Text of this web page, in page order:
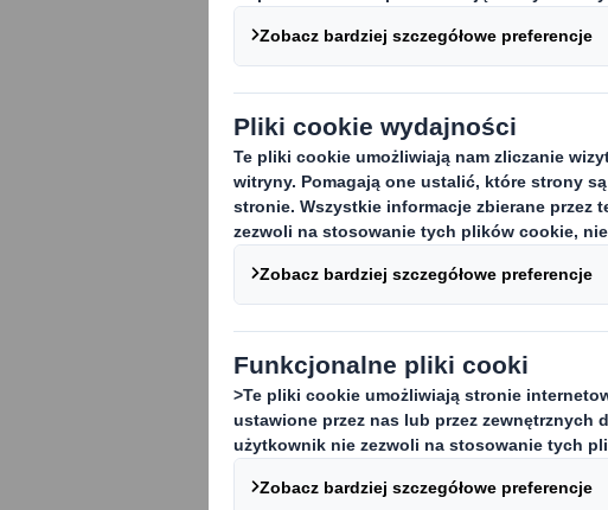
Aż 69% polskich
uszkodzoną
do 63% trafił
badania OnePoll,
lidera w zakresie
Według analizy,
poważne
konsumentów.